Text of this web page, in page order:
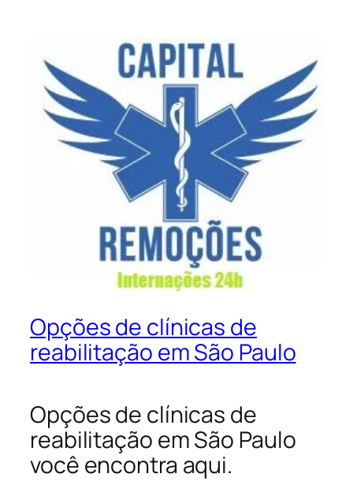
Opções de clínicas de
reabilitação em São Paulo
Opções de clínicas de
reabilitação em São Paulo
você encontra aqui.